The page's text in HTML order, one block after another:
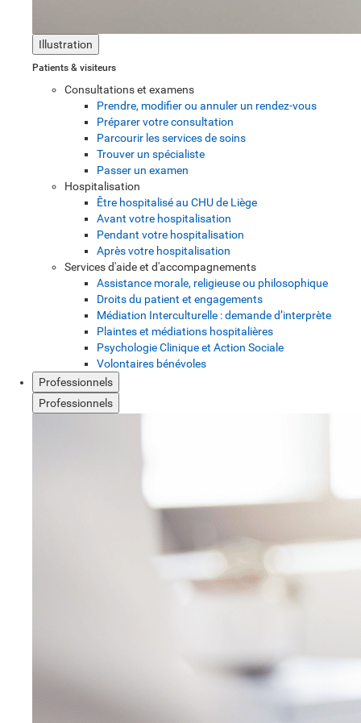
Illustration
Patients & visiteurs
Consultations et examens
Prendre, modifier ou annuler un rendez-vous
Préparer votre consultation
Parcourir les services de soins
Trouver un spécialiste
Passer un examen
Hospitalisation
Être hospitalisé au CHU de Liège
Avant votre hospitalisation
Pendant votre hospitalisation
Après votre hospitalisation
Services d'aide et d'accompagnements
Assistance morale, religieuse ou philosophique
Droits du patient et engagements
Médiation Interculturelle : demande d’interprète
Plaintes et médiations hospitalières
Psychologie Clinique et Action Sociale
Volontaires bénévoles
Professionnels
Professionnels